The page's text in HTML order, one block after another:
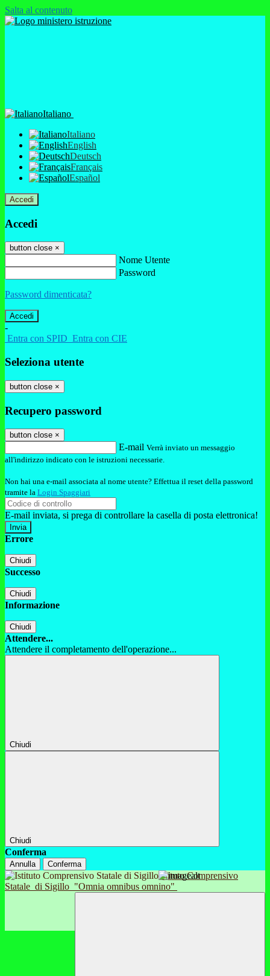
Salta al contenuto
Italiano
Italiano
English
Deutsch
Français
Español
Accedi
Accedi
button close ×
Nome Utente
Password
Password dimenticata?
-
Entra con SPID Entra con CIE
Seleziona utente
button close ×
Recupero password
button close ×
E-mail Verrà inviato un messaggio
all'indirizzo indicato con le istruzioni necessarie.
Non hai una e-mail associata al nome utente? Effettua il reset della password
tramite la Login Spaggiari
E-mail inviata, si prega di controllare la casella di posta elettronica!
Errore
Chiudi
Successo
Chiudi
Informazione
Chiudi
Attendere...
Attendere il completamento dell'operazione...
Chiudi
Chiudi
Conferma
Annulla Conferma
Istituto Comprensivo
Statale di Sigillo "Omnia omnibus omnino"